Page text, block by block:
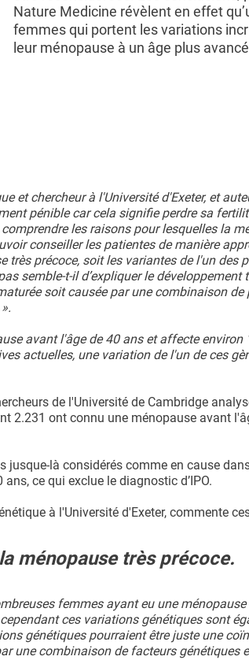
Nature Medicine révèlent en effet
femmes qui portent les variations
leur ménopause à un âge plus
et chercheur à l'Université d'Exeter, et
pénible car cela signifie perdre sa
les raisons pour lesquelles la
conseiller les patientes de manière
précoce, soit les variantes de l'un des
semble-t-il d’expliquer le développement
soit causée par une combinaison de
avant l'âge de 40 ans et affecte environ
actuelles, une variation de l'un de ces
de l'Université de Cambridge
2.231 ont connu une ménopause avant
là considérés comme en cause
ce qui exclue le diagnostic d’IPO.
à l'Université d'Exeter, commente
ménopause très précoce.
femmes ayant eu une
ces variations génétiques sont
génétiques pourraient être juste une
une combinaison de facteurs génétiques